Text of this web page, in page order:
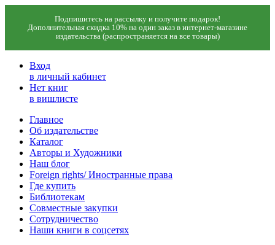
Подпишитесь на рассылку и получите подарок!
Дополнительная скидка 10% на один заказ в интернет-магазине
издательства (распространяется на все товары)
Вход
в личный кабинет
Нет книг
в вишлисте
Главное
Об издательстве
Каталог
Авторы и Художники
Наш блог
Foreign rights/ Иностранные права
Где купить
Библиотекам
Совместные закупки
Сотрудничество
Наши книги в соцсетях